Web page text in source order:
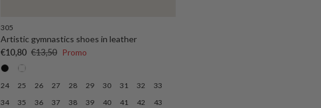
305
Artistic gymnastics shoes in leather
Verkaufspreis
€10,80 Normaler Preis
€13,50 Promo
24 25 26 27 28 29 30 31 32
33
34
35 36 37 38 39 40 41 42
43